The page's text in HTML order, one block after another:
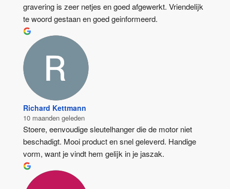
gravering is zeer netjes en goed afgewerkt. Vriendelijk
te woord gestaan en goed geinformeerd.
Richard Kettmann
10 maanden geleden
Stoere, eenvoudige sleutelhanger die de motor niet
beschadigt. Mooi product en snel geleverd. Handige
vorm, want je vindt hem gelijk in je jaszak.